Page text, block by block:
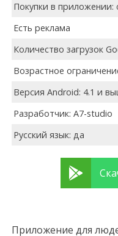
Покупки в приложении:
Есть реклама
Количество загрузок
Возрастное
Версия Android: 4.1 и
Разработчик: A7-studio
Русский язык: да
Приложение для